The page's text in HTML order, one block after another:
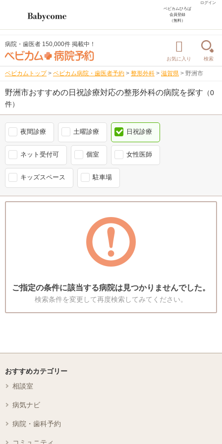
ログイン
ベビカムひろば
会員登録
（無料）
病院・歯医者 150,000件 掲載中！
お気に入り 検索
ベビカムトップ > ベビカム病院・歯医者予約 > 整形外科 > 滋賀県 > 野洲市
野洲市おすすめの日祝診療対応の整形外科の病院を探す （0
件）
夜間診療 土曜診療 日祝診療
ネット受付可 個室 女性医師
キッズスペース 駐車場
ご指定の条件に該当する病院は見つかりませんでした。
検索条件を変更して再度検索してみてください。
おすすめカテゴリー
相談室
病気ナビ
病院・歯科予約